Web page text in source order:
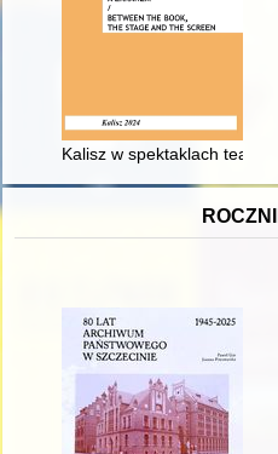
Kalisz w spektaklach